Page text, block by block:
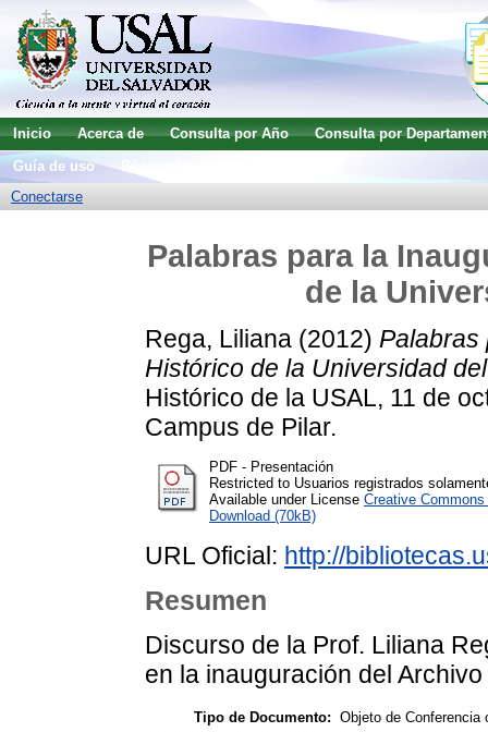
Inicio Acerca de Consulta por Año
Consulta por
Guía de uso
Conectarse
Palabras para la
de la
Rega, Liliana (2012) Palabras
Histórico de la Universidad
Histórico de la USAL, 11 de
Campus de Pilar.
PDF - Presentación
Restricted to Usuarios registrados
Available under License Creative
Download (70kB)
URL Oficial: http://
Resumen
Discurso de la Prof. Liliana
en la inauguración del
Tipo de Documento: Objeto de Conferencia